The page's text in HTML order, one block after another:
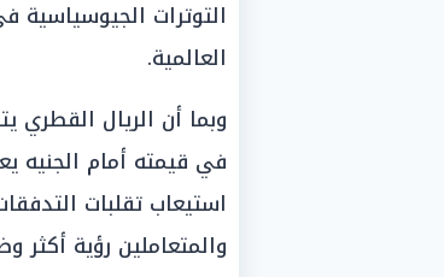
التوترات الجيوسياسية
العالمية.
وبما أن الريال القطري
في قيمته أمام الجنيه
استيعاب تقلبات
والمتعاملين رؤية أكثر